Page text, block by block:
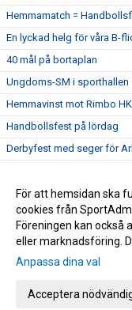
Hemmamatch =
En lyckad helg för våra B-
40 mål på bortaplan
Ungdoms-SM i sporthallen
Hemmavinst mot Rimbo HK
Handbollsfest på lördag
Derbyfest med seger för
Ny säsong närmar sig
Rose-Marie Hillgrens
Gå
För att hemsidan ska
cookies från
Föreningen kan också
eller marknadsföring.
Anpassa dina val
Acceptera